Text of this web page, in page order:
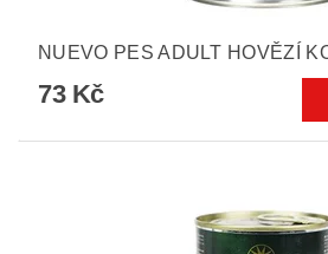
NUEVO PES ADULT HOVĚZÍ
73 Kč